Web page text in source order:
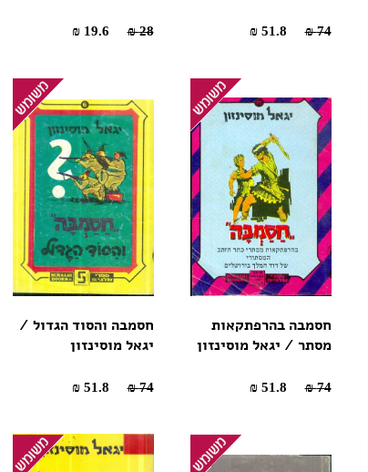
74 ₪
51.8 ₪
28 ₪
19.6 ₪
חסמבה בהרפתקאות
מסתר / יגאל מוסינזון
74 ₪
51.8 ₪
חסמבה והסוד הגדול /
יגאל מוסינזון
74 ₪
51.8 ₪